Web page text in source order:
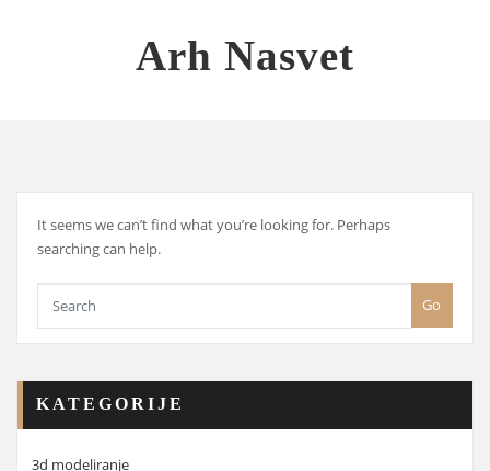
Arh Nasvet
It seems we can’t find what you’re looking for. Perhaps
searching can help.
Go
KATEGORIJE
3d modeliranje